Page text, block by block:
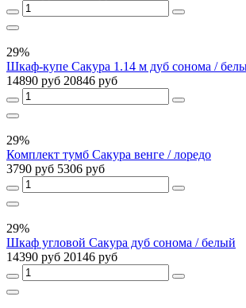
29%
Шкаф-купе Сакура 1.14 м дуб сонома /
14890 руб 20846 руб
29%
Комплект тумб Сакура венге / лоредо
3790 руб 5306 руб
29%
Шкаф угловой Сакура дуб сонома / белый
14390 руб 20146 руб